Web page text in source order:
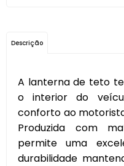
Descrição
A lanterna de teto
o interior do
conforto ao
Produzida com
permite uma
durabilidade